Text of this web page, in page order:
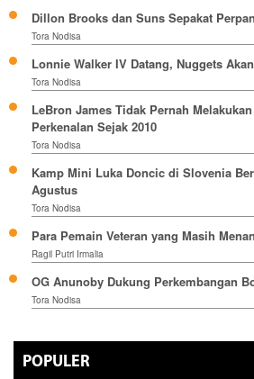
Dillon Brooks dan Suns Sepakat
Tora Nodisa
Lonnie Walker IV Datang, Nuggets
Tora Nodisa
LeBron James Tidak Pernah
Perkenalan Sejak 2010
Tora Nodisa
Kamp Mini Luka Doncic di Slovenia
Agustus
Tora Nodisa
Para Pemain Veteran yang Masih
Ragil Putri Irmalia
OG Anunoby Dukung Perkembangan
Tora Nodisa
POPULER